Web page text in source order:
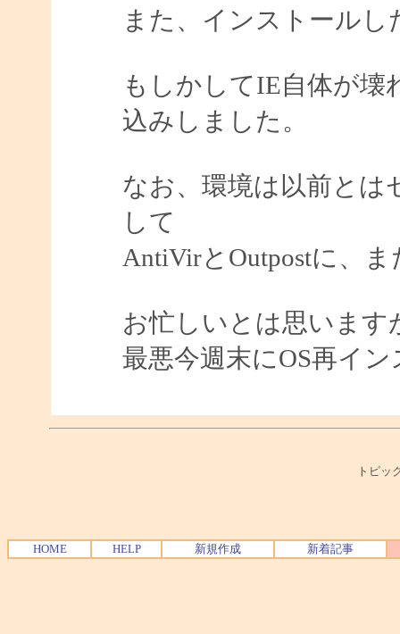
また、インストール
もしかしてIE自体が壊
込みしました。
なお、環境は以前とは
して
AntiVirとOutpostに、
お忙しいとは思いま
最悪今週末にOS再イ
トピッ
HOME HELP 新規作成 新着記事